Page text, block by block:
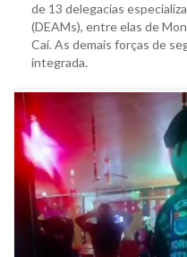
de 13 delegacias
(DEAMs), entre elas de
Caí. As demais forças de
integrada.